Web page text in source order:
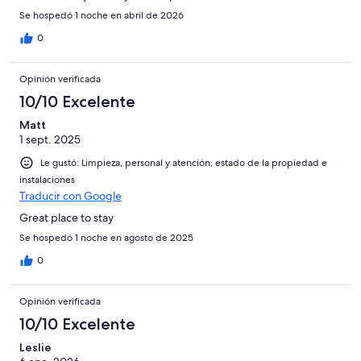
Se hospedó 1 noche en abril de 2026
0
Opinión verificada
10/10 Excelente
Matt
1 sept. 2025
Le gustó: Limpieza, personal y atención, estado de la propiedad e
instalaciones
Traducir con Google
Great place to stay
Se hospedó 1 noche en agosto de 2025
0
Opinión verificada
10/10 Excelente
Leslie